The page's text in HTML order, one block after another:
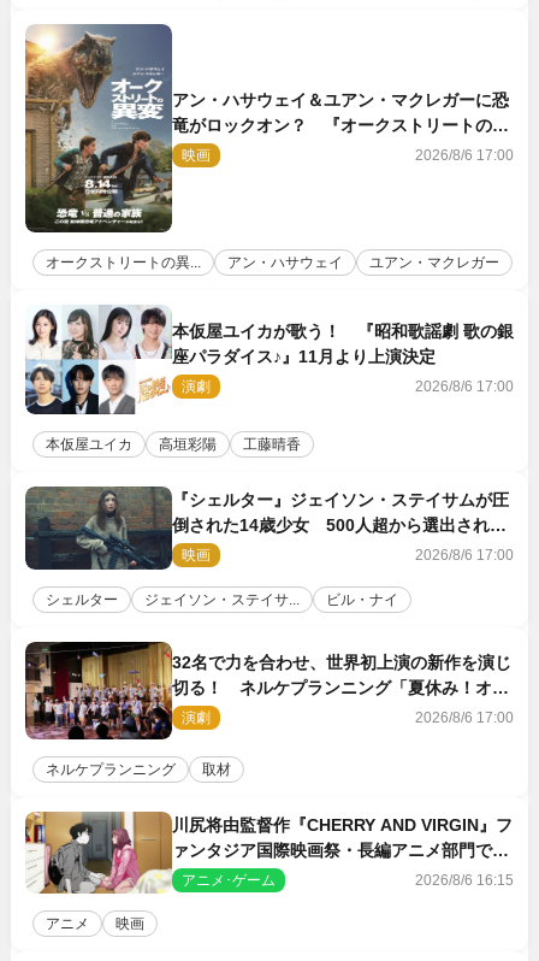
アン・ハサウェイ＆ユアン・マクレガーに恐
竜がロックオン？ 『オークストリートの異
変』新ビジュアル＆本編映像初解禁
映画 2026/8/6 17:00
オークストリートの異... アン・ハサウェイ ユアン・マクレガー
本仮屋ユイカが歌う！ 『昭和歌謡劇 歌の銀
座パラダイス♪』11月より上演決定
演劇 2026/8/6 17:00
本仮屋ユイカ 高垣彩陽 工藤晴香
『シェルター』ジェイソン・ステイサムが圧
倒された14歳少女 500人超から選出された
新鋭ボディ・レイ・ブレスナックとは
映画 2026/8/6 17:00
シェルター ジェイソン・ステイサ... ビル・ナイ
32名で力を合わせ、世界初上演の新作を演じ
切る！ ネルケプランニング「夏休み！オ
ン・ワークショップ2026」レポート【最終
日】
演劇 2026/8/6 17:00
ネルケプランニング 取材
川尻将由監督作『CHERRY AND VIRGIN』フ
ァンタジア国際映画祭・長編アニメ部門で観
客賞・金賞受賞！
アニメ･ゲーム 2026/8/6 16:15
アニメ 映画